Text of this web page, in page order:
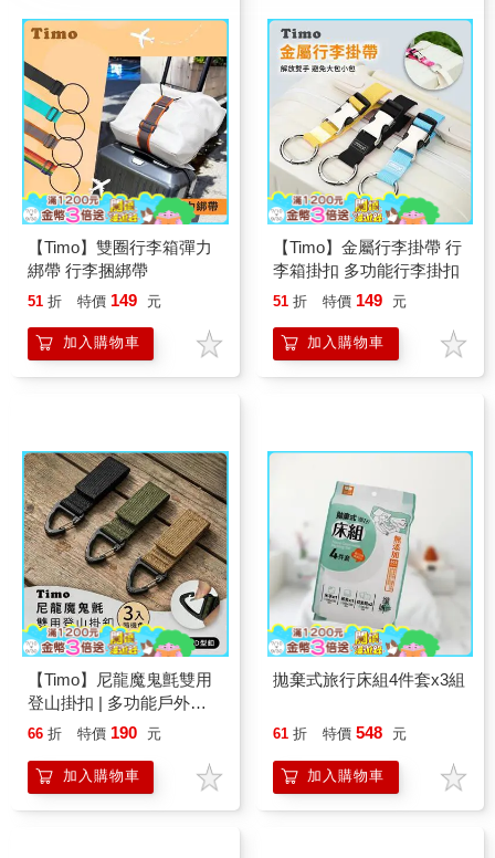
【Timo】雙圈行李箱彈力
綁帶 行李捆綁帶
51 折 特價 149 元
加入購物車
【Timo】金屬行李掛帶 行
李箱掛扣 多功能行李掛扣
51 折 特價 149 元
加入購物車
【Timo】尼龍魔鬼氈雙用
登山掛扣 | 多功能戶外露
營掛鉤 登山扣 鑰匙圈 行
66 折 特價 190 元
加入購物車
拋棄式旅行床組4件套x3組
61 折 特價 548 元
加入購物車